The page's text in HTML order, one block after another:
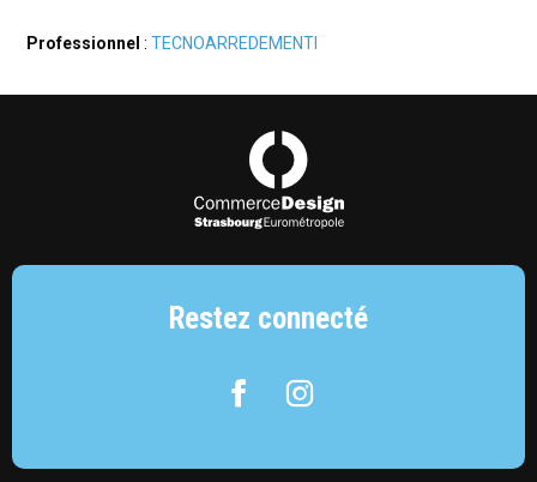
Professionnel : TECNOARREDEMENTI
Commerce Design Strasbourg
Restez connecté